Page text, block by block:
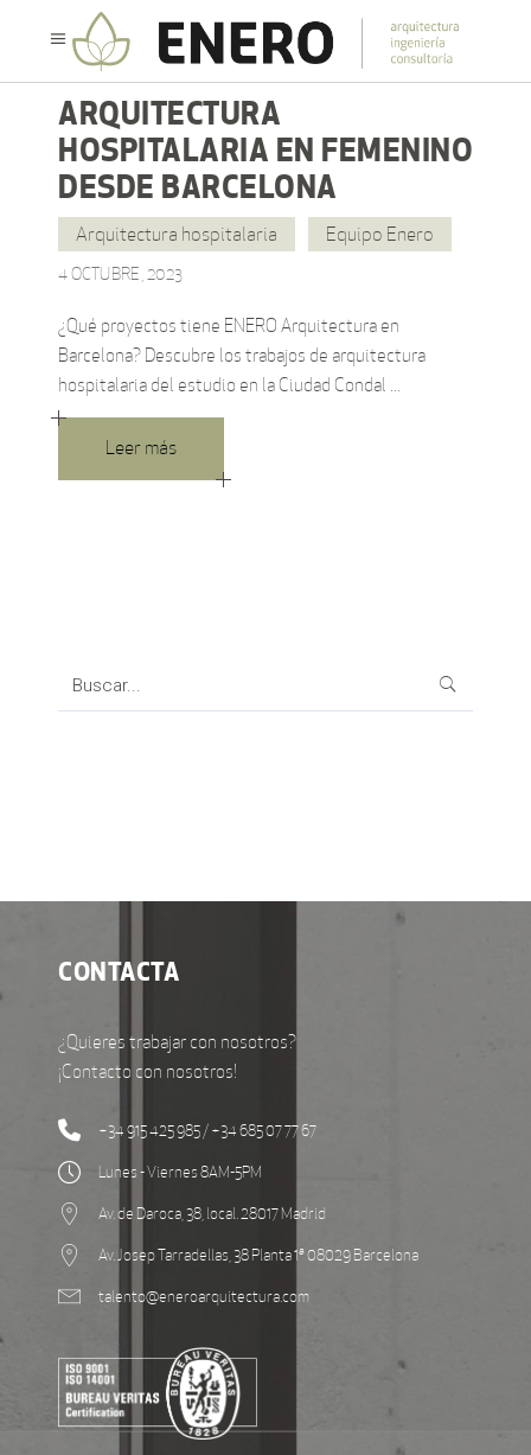
ARQUITECTURA
HOSPITALARIA EN FEMENINO
DESDE BARCELONA
Arquitectura hospitalaria Equipo Enero
4 OCTUBRE, 2023
¿Qué proyectos tiene ENERO Arquitectura en
Barcelona? Descubre los trabajos de arquitectura
hospitalaria del estudio en la Ciudad Condal
Leer más
Search
CONTACTA
¿Quieres trabajar con nosotros?
¡Contacto con nosotros!
+34 915 425 985 / +34 685 07 77 67
Lunes - Viernes 8AM-5PM
Av. de Daroca, 38, local. 28017 Madrid
Av. Josep Tarradellas, 38 Planta 1ª 08029 Barcelona
talento@eneroarquitectura.com